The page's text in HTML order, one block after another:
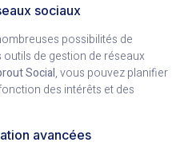
sociaux
possibilités de
de gestion de réseaux
Social, vous pouvez planifier
des intérêts et des
avancées